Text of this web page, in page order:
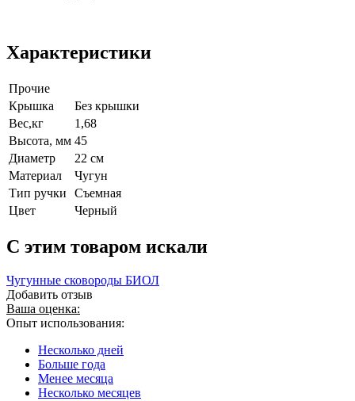
Характеристики
Прочие
Крышка
Без крышки
Вес,кг
1,68
Высота, мм 45
Диаметр
22 см
Материал
Чугун
Тип ручки
Съемная
Цвет
Черный
C этим товаром искали
Чугунные сковороды БИОЛ
Добавить отзыв
Ваша оценка:
Опыт использования:
Несколько дней
Больше года
Менее месяца
Несколько месяцев